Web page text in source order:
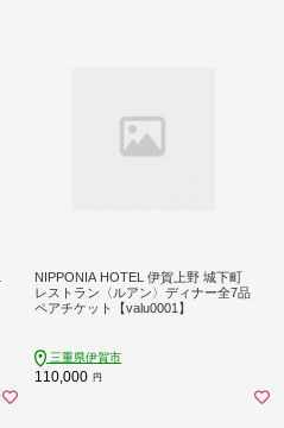
NIPPONIA HOTEL 伊賀上野 城下町
レストラン〈ルアン〉ディナー全7品
ペアチケット【valu0001】
三重県伊賀市
110,000 円